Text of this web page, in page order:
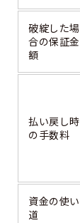
破綻した場
合の保証金
額
払い戻し時
の手数料
資金の使い
道